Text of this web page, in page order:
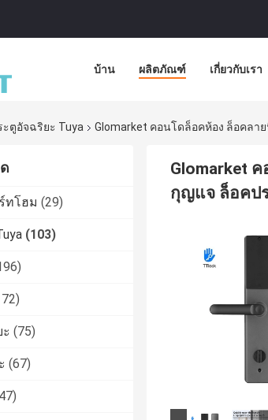
บ้าน ผลิตภัณฑ์ เกี่ยวกับเรา
ตูอัจฉริยะ Tuya Glomarket คอนโดล็อคห้อง ล็อคล
ทโฮม (29)
(103)
(75)
(67)
Glomarket
กุญแจ ล็อคป